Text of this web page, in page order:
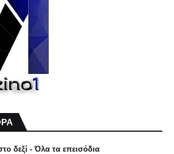
δεξί - Όλα τα επεισόδια